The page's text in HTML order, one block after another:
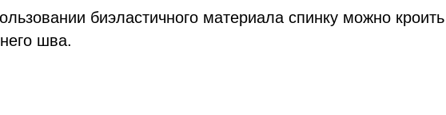
биэластичного материала спинку можно кроить
шва.